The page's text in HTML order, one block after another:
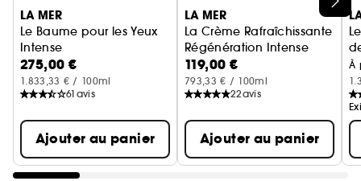
LA MER
Le Baume pour les Yeux
Intense
Contour des yeux
275,00 €
1.833,33 € / 100ml
61 avis
Ajouter au panier
LA MER
La Crème Rafraîchissante
Régénération Intense
Crème Visage
119,00 €
793,33 € / 100ml
22avis
Ajouter au panier
À